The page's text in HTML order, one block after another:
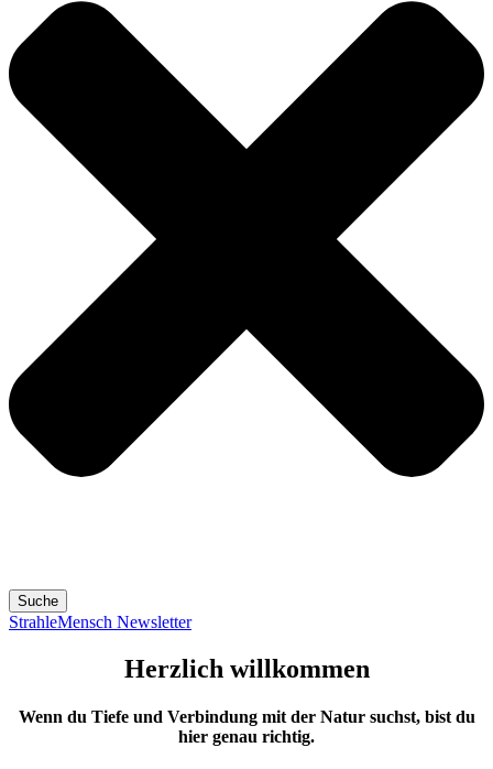
Suche
Strah­le­Mensch Newsletter
Herzlich willkommen
Wenn du Tiefe und Verbindung mit der Natur suchst, bist du
hier genau richtig.